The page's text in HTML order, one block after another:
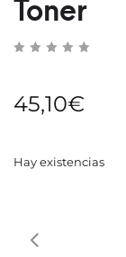
Toner
45,10€
Hay existencias
Blemish+